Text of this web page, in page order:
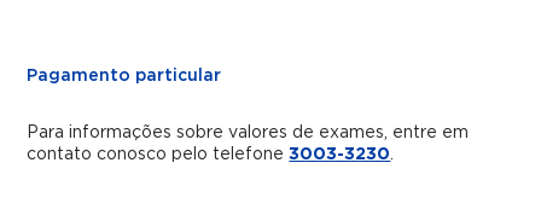
Pagamento particular
Para informações sobre valores de exames, entre em
contato conosco pelo telefone3003-3230.